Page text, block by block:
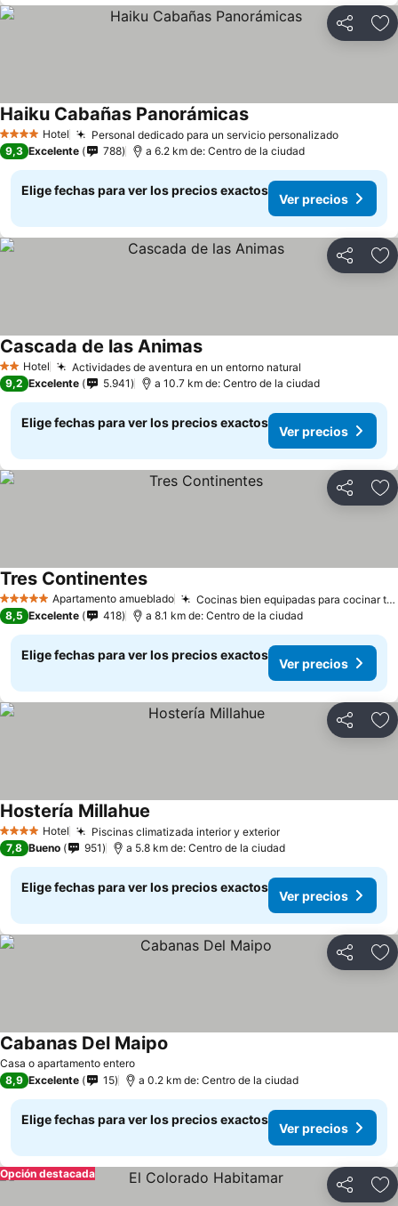
Compartir
4 EstrellasHotel Personal dedicado para un servicio personalizadoVer
Haiku Cabañas PanorámicasVer precios
9,3 Excelente 788 a 6.2 km de: Centro de la ciudad
Elige fechas para ver los precios exactos
Ver precios
Compartir
2 Estrellas
Hotel Actividades de aventura en un entorno natural
Cascada de las AnimasVer precios
9,2 Excelente 5.941 a 10.7 km de: Centro de la ciudad
Elige fechas para ver los precios exactos
Ver precios
Compartir
5 Estrellas Apartamento amueblado Cocinas bien equipadas para cocinar tú mismo
Tres ContinentesVer precios
8,5 Excelente 418 a 8.1 km de: Centro de la ciudad
Elige fechas para ver los precios exactos
Ver precios
Compartir
4 EstrellasHotel Piscinas climatizada interior y exteriorVer precios
Hostería Millahue
7,8 Bueno 951 a 5.8 km de: Centro de la ciudad
Elige fechas para ver los precios exactos
Ver precios
Compartir
Casa o apartamento entero
Cabanas Del Maipo
8,9 Excelente 15 a 0.2 km de: Centro de la ciudad
Elige fechas para ver los precios exactos
Ver precios
Compartir
Opción destacada